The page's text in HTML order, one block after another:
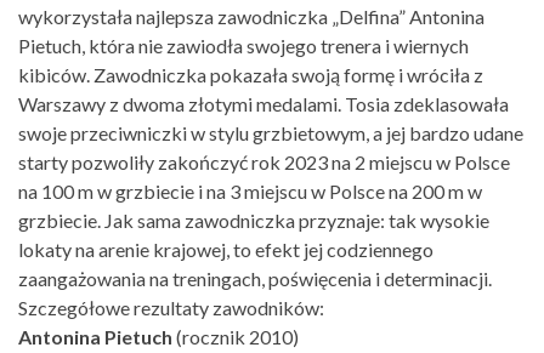
wykorzystała najlepsza zawodniczka „Delfina” Antonina
Pietuch, która nie zawiodła swojego trenera i wiernych
kibiców. Zawodniczka pokazała swoją formę i wróciła z
Warszawy z dwoma złotymi medalami. Tosia zdeklasowała
swoje przeciwniczki w stylu grzbietowym, a jej bardzo udane
starty pozwoliły zakończyć rok 2023 na 2 miejscu w Polsce
na 100 m w grzbiecie i na 3 miejscu w Polsce na 200 m w
grzbiecie. Jak sama zawodniczka przyznaje: tak wysokie
lokaty na arenie krajowej, to efekt jej codziennego
zaangażowania na treningach, poświęcenia i determinacji.
Szczegółowe rezultaty zawodników:
Antonina Pietuch (rocznik 2010)